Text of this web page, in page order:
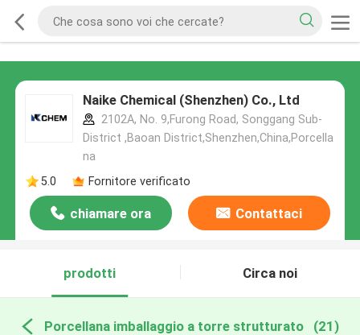
Naike Chemical (Shenzhen) Co., Ltd
2102A, No. 9,Furong Road, Songgang Sub-
District ,Baoan District,Shenzhen,China,Porcella
na
5.0
Fornitore verificato
chiamare ora Contattaci
prodotti Circa noi
Porcellana imballaggio a torre strutturato (21)